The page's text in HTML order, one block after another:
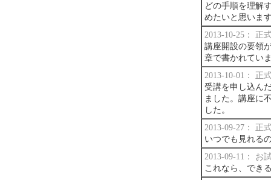
どの手順を理解
めたいと思いま
2013-10-25： 正
講座開設の要領
章で書かれてい
2013-10-01： 正
受講を申し込ん
ました。講座に
した。
2013-09-27： 正
いつでも見れる
2013-09-11： お
これなら、でき